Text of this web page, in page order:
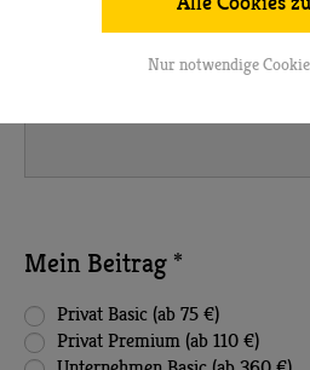
Mein Beitrag *
Privat Basic (ab 75 €)
Privat Premium (ab 110 €)
Nur notwendige